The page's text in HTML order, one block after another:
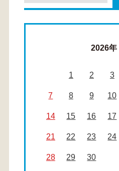
2026年
1 2 3
7 8 9 10
14 15 16 17
21 22 23 24
28 29 30